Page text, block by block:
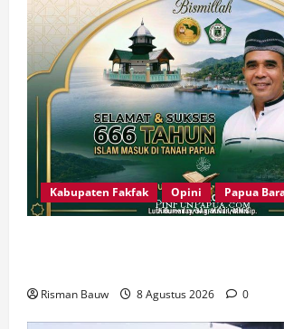
Kabupaten Fakfak Opini Papua
Risman Bauw 8 Agustus 2026 0